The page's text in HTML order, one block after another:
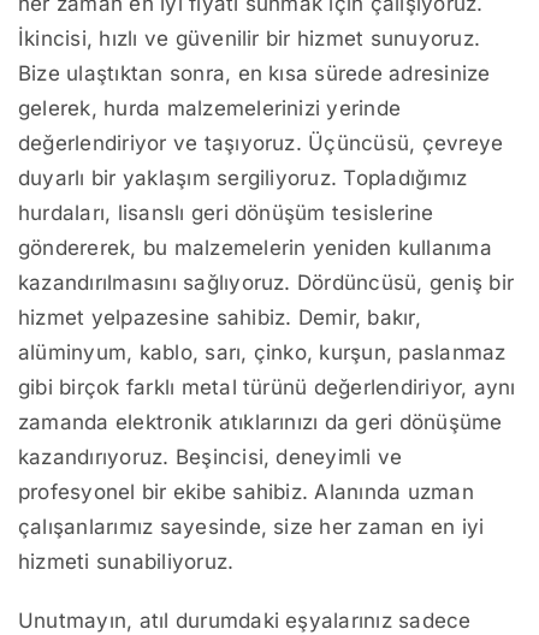
İkincisi, hızlı ve güvenilir bir hizmet sunuyoruz.
Bize ulaştıktan sonra, en kısa sürede adresinize
gelerek, hurda malzemelerinizi yerinde
değerlendiriyor ve taşıyoruz. Üçüncüsü, çevreye
duyarlı bir yaklaşım sergiliyoruz. Topladığımız
hurdaları, lisanslı geri dönüşüm tesislerine
göndererek, bu malzemelerin yeniden kullanıma
kazandırılmasını sağlıyoruz. Dördüncüsü, geniş bir
hizmet yelpazesine sahibiz. Demir, bakır,
alüminyum, kablo, sarı, çinko, kurşun, paslanmaz
gibi birçok farklı metal türünü değerlendiriyor, aynı
zamanda elektronik atıklarınızı da geri dönüşüme
kazandırıyoruz. Beşincisi, deneyimli ve
profesyonel bir ekibe sahibiz. Alanında uzman
çalışanlarımız sayesinde, size her zaman en iyi
hizmeti sunabiliyoruz.
Unutmayın, atıl durumdaki eşyalarınız sadece